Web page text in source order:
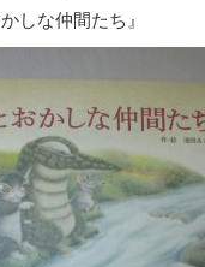
しな仲間たち』